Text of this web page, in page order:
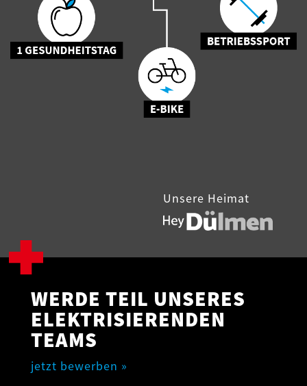
Unsere Heimat
WERDE TEIL UNSERES
ELEKTRISIERENDEN
TEAMS
jetzt bewerben »